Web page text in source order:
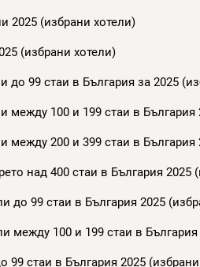
2025 (избрани хотели)
(избрани хотели)
99 стаи в България за 2025
100 и 199 стаи в България
200 и 399 стаи в България
над 400 стаи в България 2025
до 99 стаи в България 2025
между 100 и 199 стаи в
стаи в България 2025